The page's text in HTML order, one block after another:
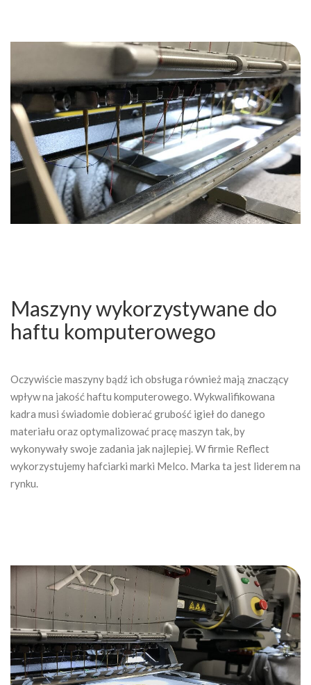
Maszyny wykorzystywane do
haftu komputerowego
Oczywiście maszyny bądź ich obsługa również mają znaczący
wpływ na jakość haftu komputerowego. Wykwalifikowana
kadra musi świadomie dobierać grubość igieł do danego
materiału oraz optymalizować pracę maszyn tak, by
wykonywały swoje zadania jak najlepiej. W firmie Reflect
wykorzystujemy hafciarki marki Melco. Marka ta jest liderem na
rynku.